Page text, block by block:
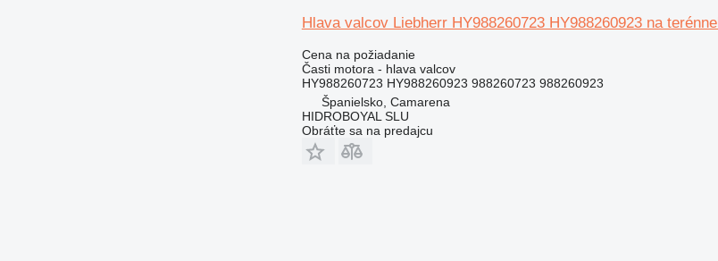
Hlava valcov Liebherr HY988260723 HY988260923 na
Cena na požiadanie
Časti motora - hlava valcov
HY988260723 HY988260923 988260723 988260923
Španielsko, Camarena
HIDROBOYAL SLU
Obráťte sa na predajcu